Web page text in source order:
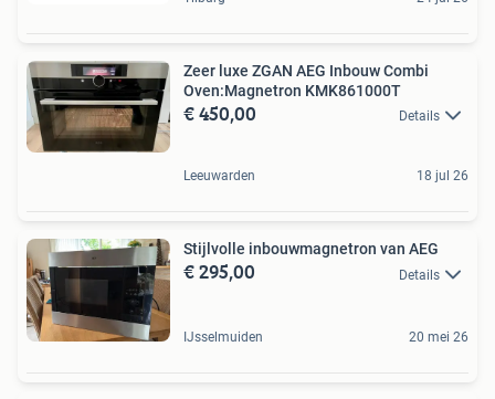
Zeer luxe ZGAN AEG Inbouw Combi
Oven:Magnetron KMK861000T
€ 450,00 Details
Leeuwarden 18 jul 26
Stijlvolle inbouwmagnetron van AEG
€ 295,00 Details
IJsselmuiden 20 mei 26